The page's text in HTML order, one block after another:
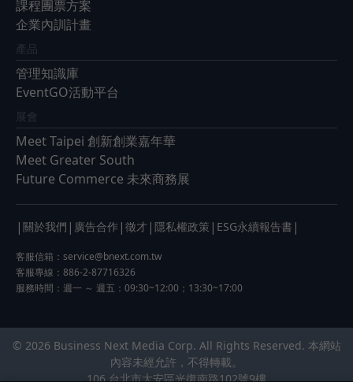
課程團票方案
企業內訓計畫
產品
管理知識庫
EventGO活動平台
展會
Meet Taipei 創新創業嘉年華
Meet Greater South
Future Commerce 未來商務展
| 關於我們 | 廣告合作 | 徵才 | 隱私權政策 | ESG永續報告書 |
客服信箱： service@bnext.com.tw
客服專線：886-2-87716326
服務時間：週一 ～ 週五：09:30~12:00；13:30~17:00
© 2026 Business Next Media Corp. All Rights Reserved. 本網站
內容未經允許，不得轉載。
106 台北市大安區光復南路102號9樓